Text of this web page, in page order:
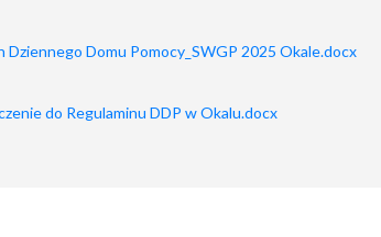
Dziennego Domu Pomocy_SWGP 2025 Okale.docx
do Regulaminu DDP w Okalu.docx